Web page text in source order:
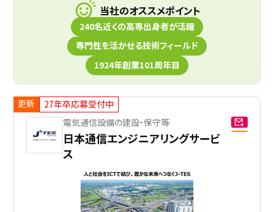
当社のオススメポイント
240名近くの高専出身者が活躍
専門性を活かせる技術フィールド
1924年創業101周年目
更新
27年卒応募受付中
電気通信設備の建設・保守等
日本通信エンジニアリングサービ
ス